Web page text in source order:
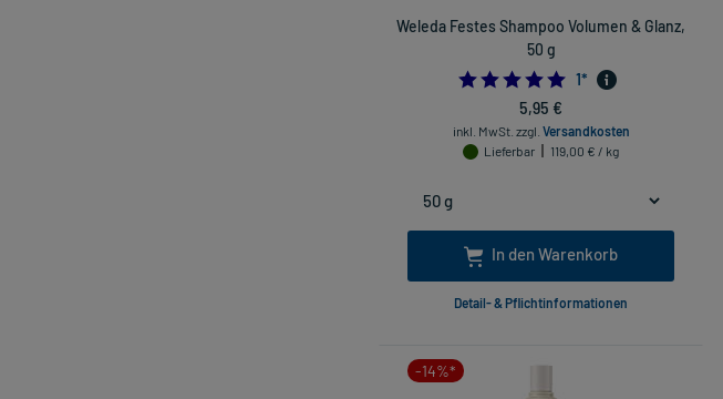
Weleda Festes Shampoo Volumen & Glanz,
50 g
5.0
1*
5,95 €
inkl. MwSt. zzgl. Versandkosten
Lieferbar
119,00 € / kg
In den Warenkorb
Detail- & Pflichtinformationen
-14%*